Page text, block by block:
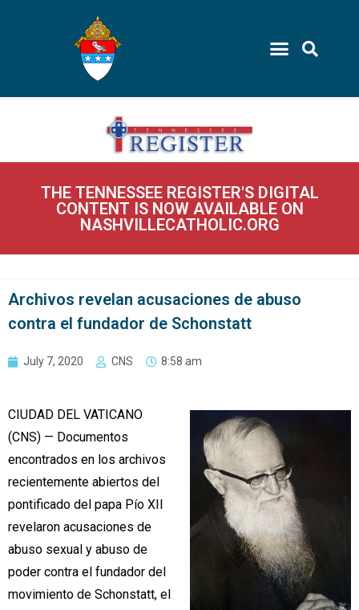
THE TENNESSEE REGISTER'S DIGITAL
CONTENT IS NOW AVAILABLE ON
NASHVILLECATHOLIC.ORG
Archivos revelan acusaciones de abuso
contra el fundador de Schonstatt
July 7, 2020 CNS 8:58 am
CIUDAD DEL VATICANO
(CNS) — Documentos
encontrados en los archivos
recientemente abiertos del
pontificado del papa Pío XII
revelaron acusaciones de
abuso sexual y abuso de
poder contra el fundador del
movimiento de Schonstatt, el